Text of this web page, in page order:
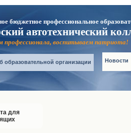
бюджетное профессиональное
автотехнический
профессионала, воспитываем патриота!
образовательной организации Новости
для